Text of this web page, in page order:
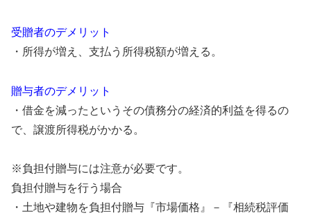
受贈者のデメリット
・所得が増え、支払う所得税額が増える。
贈与者のデメリット
・借金を減ったというその債務分の経済的利益を得るの
で、譲渡所得税がかかる。
※負担付贈与には注意が必要です。
負担付贈与を行う場合
・土地や建物を負担付贈与『市場価格』－『相続税評価